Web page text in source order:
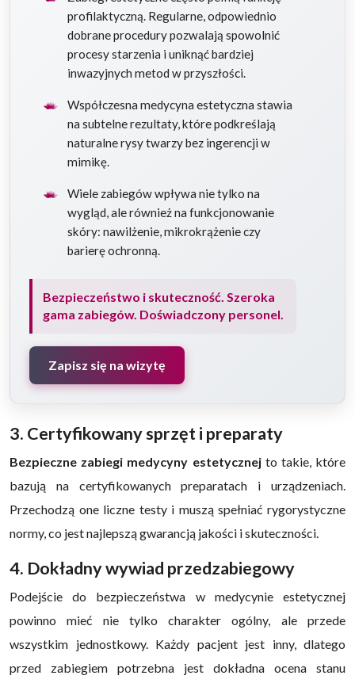
profilaktyczną. Regularne, odpowiednio
dobrane procedury pozwalają spowolnić
procesy starzenia i uniknąć bardziej
inwazyjnych metod w przyszłości.
Współczesna medycyna estetyczna stawia
na subtelne rezultaty, które podkreślają
naturalne rysy twarzy bez ingerencji w
mimikę.
Wiele zabiegów wpływa nie tylko na
wygląd, ale również na funkcjonowanie
skóry: nawilżenie, mikrokrążenie czy
barierę ochronną.
Bezpieczeństwo i skuteczność. Szeroka
gama zabiegów. Doświadczony personel.
Zapisz się na wizytę
3. Certyfikowany sprzęt i preparaty
Bezpieczne zabiegi medycyny estetycznej to takie, które
bazują na certyfikowanych preparatach i urządzeniach.
Przechodzą one liczne testy i muszą spełniać rygorystyczne
normy, co jest najlepszą gwarancją jakości i skuteczności.
4. Dokładny wywiad przedzabiegowy
Podejście do bezpieczeństwa w medycynie estetycznej
powinno mieć nie tylko charakter ogólny, ale przede
wszystkim jednostkowy. Każdy pacjent jest inny, dlatego
przed zabiegiem potrzebna jest dokładna ocena stanu